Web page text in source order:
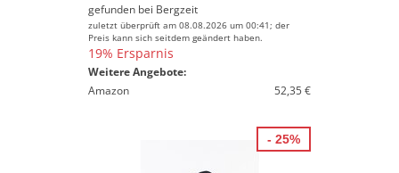
gefunden bei Bergzeit
zuletzt überprüft am 08.08.2026 um 00:41; der
Preis kann sich seitdem geändert haben.
19% Ersparnis
Weitere Angebote:
Amazon
52,35 €
- 25%